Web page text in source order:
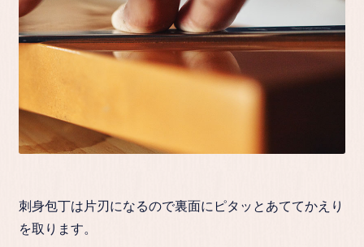
刺身包丁は片刃になるので裏面にピタッとあててかえり
を取ります。